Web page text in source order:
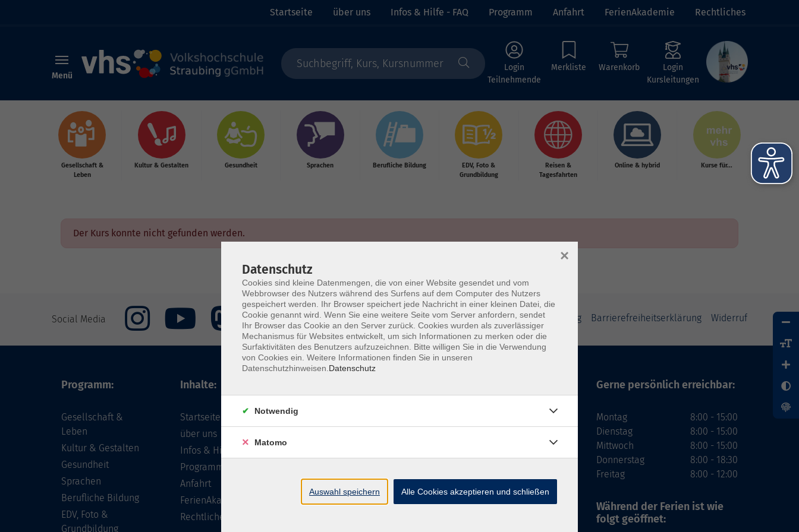
Startseite über uns Infos & Hilfe - FAQ Programm Anfahrt FerienAkademie Rechtliches
Menü
Login
Teilnehmende
Merkliste Warenkorb
Login
Kursleitungen
Gesellschaft &
Leben
Kultur & Gestalten Gesundheit Sprachen Berufliche Bildung
EDV, Foto &
Grundbildung
Reisen &
Tagesfahrten
Online & hybrid Kurse für...
Der Kurs konnte nicht gefunden werden.
Social Media Impressum AGB Widerrufsbelehrung Datenschutzerklärung Barrierefreiheitserklärung Widerruf
Programm:
Gesellschaft &
Leben
Kultur & Gestalten
Gesundheit
Sprachen
Berufliche Bildung
EDV, Foto &
Grundbildung
Inhalte:
Startseite
über uns
Infos & Hilfe - FAQ
Programm
Anfahrt
FerienAkademie
Rechtliches
Tel: +49 9421 8457-0
Fax: +49 9421 8457-50
Gerne persönlich erreichbar:
Montag
Dienstag
Mittwoch
Donnerstag
Freitag
8:00 - 15:00
8:00 - 15:00
8:00 - 15:00
8:00 - 18:30
8:00 - 12:00
Während der Ferien ist wie
folgt geöffnet:
Datenschutz
Cookies sind kleine Datenmengen, die von einer Website gesendet und vom
Webbrowser des Nutzers während des Surfens auf dem Computer des Nutzers
gespeichert werden. Ihr Browser speichert jede Nachricht in einer kleinen Datei, die
Cookie genannt wird. Wenn Sie eine weitere Seite vom Server anfordern, sendet
Ihr Browser das Cookie an den Server zurück. Cookies wurden als zuverlässiger
Mechanismus für Websites entwickelt, um sich Informationen zu merken oder die
Surfaktivitäten des Benutzers aufzuzeichnen. Bitte willigen Sie in die Verwendung
von Cookies ein. Weitere Informationen finden Sie in unseren
Datenschutzhinweisen. Datenschutz
×
Notwendig
Matomo
Auswahl speichern Alle Cookies akzeptieren und schließen